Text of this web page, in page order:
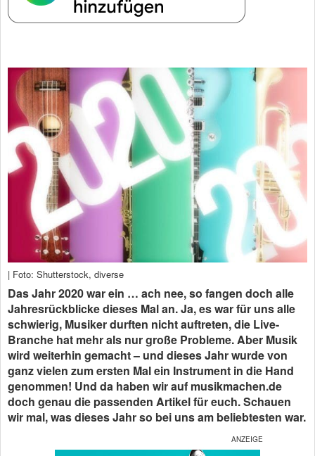
| Foto: Shutterstock, diverse
Das Jahr 2020 war ein … ach nee, so fangen doch alle
Jahresrückblicke dieses Mal an. Ja, es war für uns alle
schwierig, Musiker durften nicht auftreten, die Live-
Branche hat mehr als nur große Probleme. Aber Musik
wird weiterhin gemacht – und dieses Jahr wurde von
ganz vielen zum ersten Mal ein Instrument in die Hand
genommen! Und da haben wir auf musikmachen.de
doch genau die passenden Artikel für euch. Schauen
wir mal, was dieses Jahr so bei uns am beliebtesten war.